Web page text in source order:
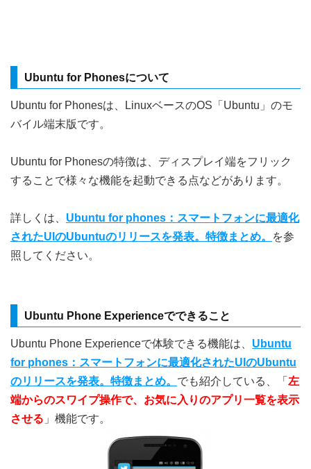
Ubuntu for Phonesについて
Ubuntu for Phonesは、LinuxベースのOS「Ubuntu」のモ
バイル端末版です。
Ubuntu for Phonesの特徴は、ディスプレイ端をフリック
することで様々な機能を起動できる点などがあります。
詳しくは、 Ubuntu for phones：スマートフォンに最適化
されたUIのUbuntuのリリースを発表。特徴まとめ。
を参
照してください。
Ubuntu Phone Experienceでできること
Ubuntu Phone Experienceで体験できる機能は、 Ubuntu
for phones：スマートフォンに最適化されたUIのUbuntu
のリリースを発表。特徴まとめ。 でも紹介している、「 左
端からのスワイプ操作で、お気に入りのアプリ一覧を表示
させる 」機能です。